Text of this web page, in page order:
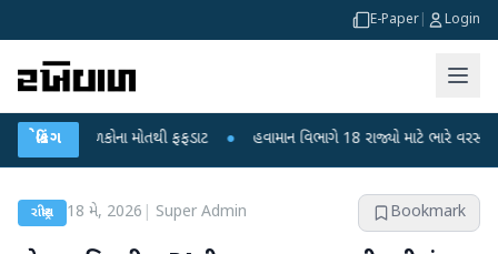
E-Paper Login
બ્રેકિંગ
બાળકોના મોતથી ફફડાટ ● હવામાન વિભાગે 18 રાજ્યો માટે ભારે વરસાદની
રાષ્ટ્રીય 18 મે, 2026 Super Admin Bookmark